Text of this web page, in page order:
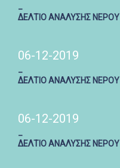
ΔΕΛΤΙΟ ΑΝΑΛΥΣΗΣ
06-12-2019
ΔΕΛΤΙΟ ΑΝΑΛΥΣΗΣ
06-12-2019
ΔΕΛΤΙΟ ΑΝΑΛΥΣΗΣ